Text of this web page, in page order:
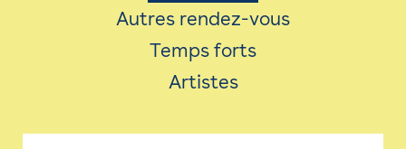
ACCESSIBILITÉ
LES PRODUCTIONS
Saison
Autres rendez-vous
Temps forts
Artistes